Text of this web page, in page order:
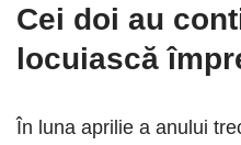
Cei doi au
locuiască
În luna aprilie a anului